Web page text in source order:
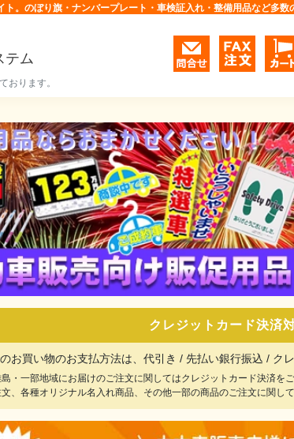
。のぼり旗・ナンバープレート・車検証入れ・整備用品など多数
テム
ります。
クレジットカード決済
お買い物のお支払方法は、代引き / 先払い銀行振込 / ク
・一部地域にお届けのご注文に関してはクレジットカード決済をご
、各種オリジナル名入れ商品、その他一部の商品のご注文に関し